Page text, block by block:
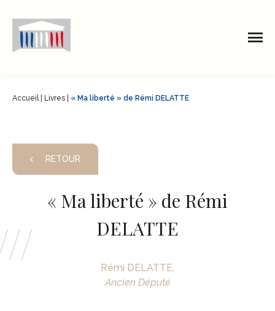
Accueil| Livres « Ma liberté » de Rémi DELATTE
RETOUR
« Ma liberté » de Rémi
DELATTE
Rémi DELATTE,
Ancien Député